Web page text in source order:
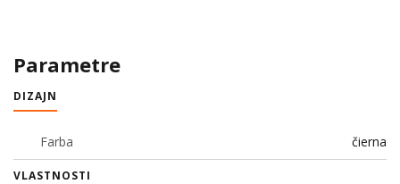
Parametre
DIZAJN
Farba čierna
VLASTNOSTI